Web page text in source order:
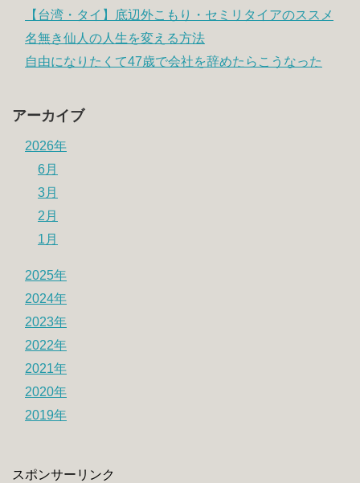
【台湾・タイ】底辺外こもり・セミリタイアのススメ
名無き仙人の人生を変える方法
自由になりたくて47歳で会社を辞めたらこうなった
アーカイブ
2026年
6月
3月
2月
1月
2025年
2024年
2023年
2022年
2021年
2020年
2019年
スポンサーリンク